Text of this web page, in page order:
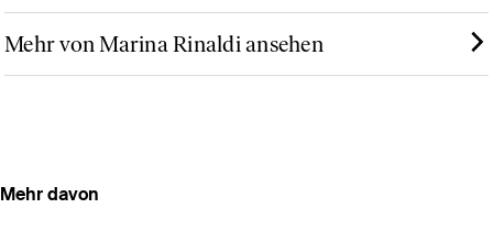
Mehr von Marina Rinaldi ansehen
Mehr davon